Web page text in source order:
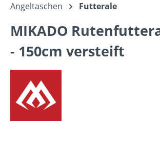
Angeltaschen Futterale
MIKADO
- 150cm versteift